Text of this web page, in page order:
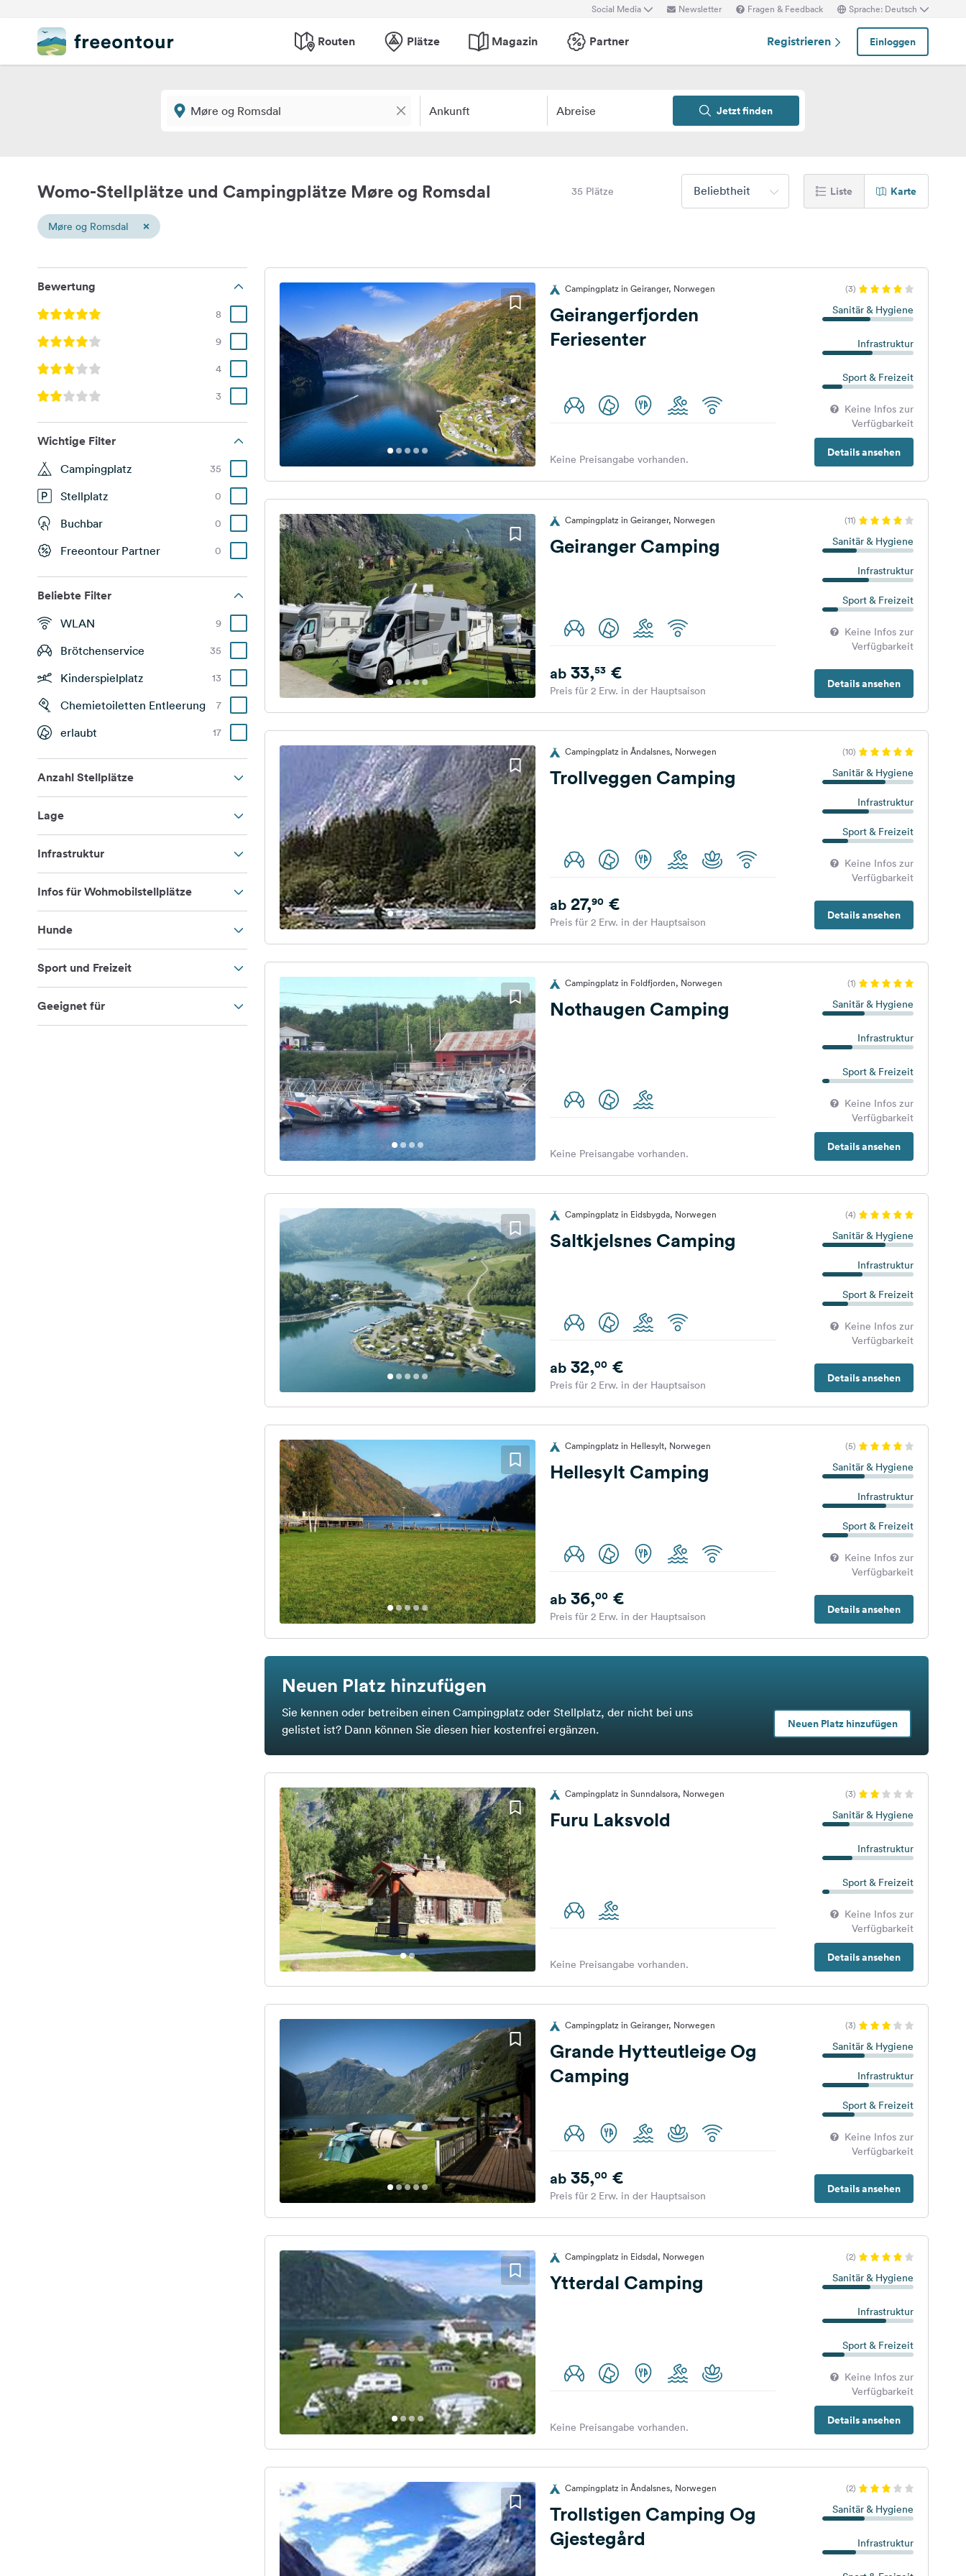
Social Media Newsletter Fragen & Feedback Sprache: Deutsch
Routen Plätze Magazin Partner Registrieren Einloggen
Ankunft Abreise Jetzt finden
Womo-Stellplätze und Campingplätze Møre og Romsdal 35 Plätze Beliebtheit Liste Karte
Møre og Romsdal ×
Bewertung
8
9
4
3
Wichtige Filter
Campingplatz 35
Stellplatz 0
Buchbar 0
Freeontour Partner 0
Beliebte Filter
WLAN 9
Brötchenservice 35
Kinderspielplatz 13
Chemietoiletten Entleerung 7
erlaubt 17
Anzahl Stellplätze
Lage
Infrastruktur
Infos für Wohmobilstellplätze
Hunde
Sport und Freizeit
Geeignet für
Campingplatz in Geiranger, Norwegen (3)
Geirangerfjorden
Feriesenter
Sanitär & Hygiene
Infrastruktur
Sport & Freizeit
Keine Infos zur
Verfügbarkeit
Details ansehen
Keine Preisangabe vorhanden.
Campingplatz in Geiranger, Norwegen (11)
Geiranger Camping Sanitär & Hygiene
Infrastruktur
Sport & Freizeit
Keine Infos zur
Verfügbarkeit
Details ansehen
ab33,53€
Preis für 2 Erw. in der Hauptsaison
Campingplatz in Åndalsnes, Norwegen (10)
Trollveggen Camping Sanitär & Hygiene
Infrastruktur
Sport & Freizeit
Keine Infos zur
Verfügbarkeit
Details ansehen
ab27,90€
Preis für 2 Erw. in der Hauptsaison
Campingplatz in Foldfjorden, Norwegen (1)
Nothaugen Camping Sanitär & Hygiene
Infrastruktur
Sport & Freizeit
Keine Infos zur
Verfügbarkeit
Details ansehen
Keine Preisangabe vorhanden.
Campingplatz in Eidsbygda, Norwegen (4)
Saltkjelsnes Camping Sanitär & Hygiene
Infrastruktur
Sport & Freizeit
Keine Infos zur
Verfügbarkeit
Details ansehen
ab32,00€
Preis für 2 Erw. in der Hauptsaison
Campingplatz in Hellesylt, Norwegen (5)
Hellesylt Camping Sanitär & Hygiene
Infrastruktur
Sport & Freizeit
Keine Infos zur
Verfügbarkeit
Details ansehen
ab36,00€
Preis für 2 Erw. in der Hauptsaison
Neuen Platz hinzufügen
Sie kennen oder betreiben einen Campingplatz oder Stellplatz, der nicht bei uns
gelistet ist? Dann können Sie diesen hier kostenfrei ergänzen.
Neuen Platz hinzufügen
Campingplatz in Sunndalsora, Norwegen (3)
Furu Laksvold Sanitär & Hygiene
Infrastruktur
Sport & Freizeit
Keine Infos zur
Verfügbarkeit
Details ansehen
Keine Preisangabe vorhanden.
Campingplatz in Geiranger, Norwegen (3)
Grande Hytteutleige Og
Camping
Sanitär & Hygiene
Infrastruktur
Sport & Freizeit
Keine Infos zur
Verfügbarkeit
Details ansehen
ab35,00€
Preis für 2 Erw. in der Hauptsaison
Campingplatz in Eidsdal, Norwegen (2)
Ytterdal Camping Sanitär & Hygiene
Infrastruktur
Sport & Freizeit
Keine Infos zur
Verfügbarkeit
Details ansehen
Keine Preisangabe vorhanden.
Campingplatz in Åndalsnes, Norwegen (2)
Trollstigen Camping Og
Gjestegård
Sanitär & Hygiene
Infrastruktur